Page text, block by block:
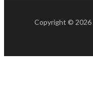
Copyright © 2026